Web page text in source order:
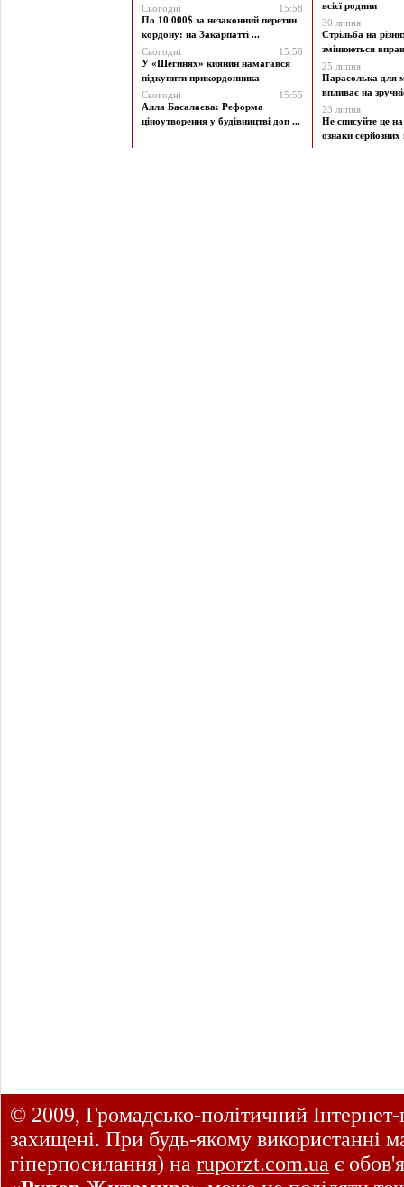
Сьогодні
15:58
По 10 000$ за незаконний перетин
кордону: на Закарпатті ...
Сьогодні
15:58
У «Шегинях» киянин намагався
підкупити прикордонника
Сьогодні
15:55
Алла Басалаєва: Реформа
ціноутворення у будівництві доп ...
всієї родини
30 липня
Стрільба на
змінюються
25 липня
Парасолька для
впливає на
23 липня
Не списуйте це
ознаки
© 2009, Громадсько-політичний
захищені. При будь-якому використанні
гіперпосилання) на ruporzt.com.ua є